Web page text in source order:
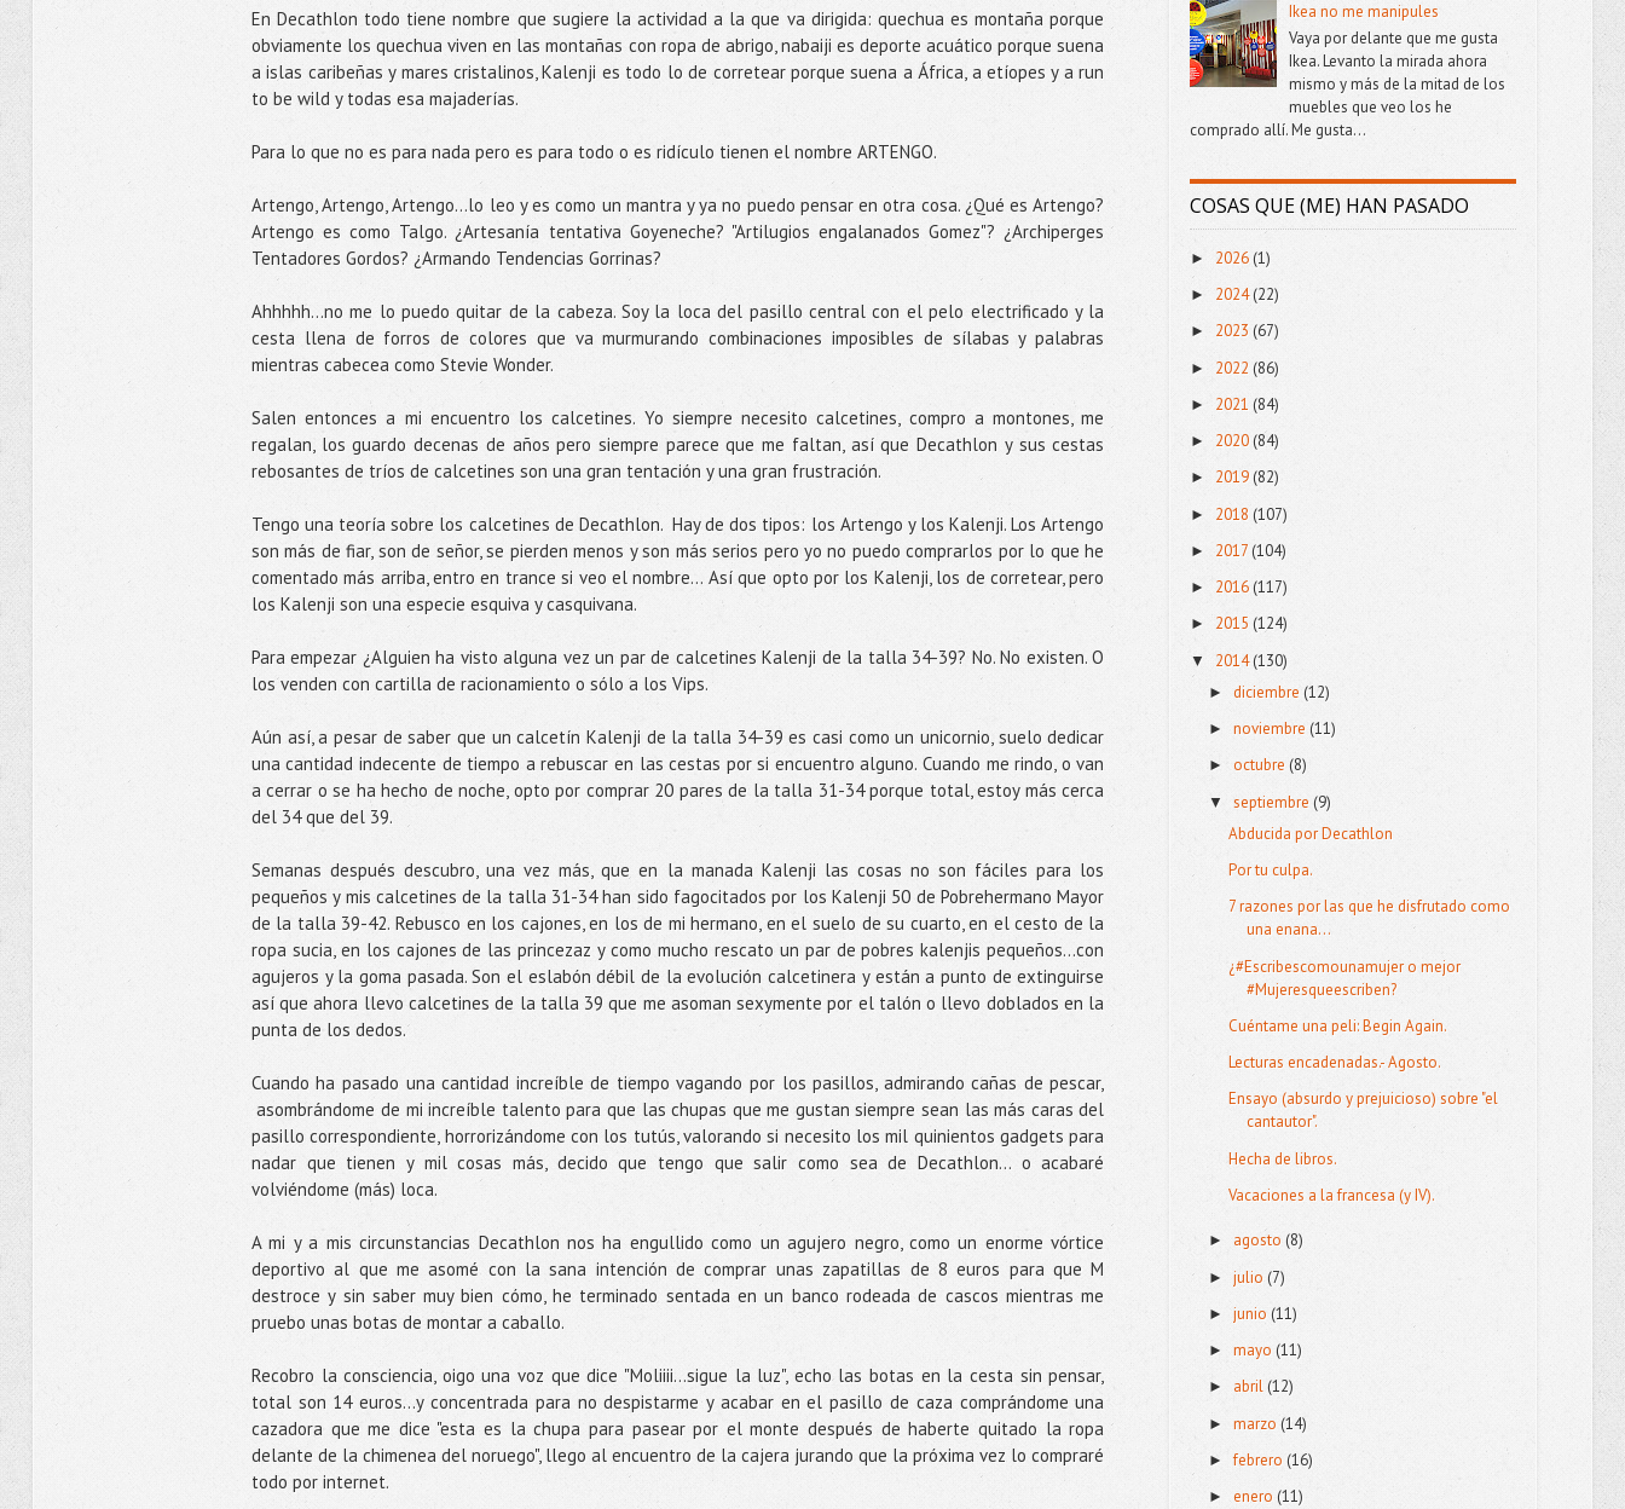
En Decathlon todo tiene nombre que sugiere la actividad a la que va dirigida: quechua es montaña porque
obviamente los quechua viven en las montañas con ropa de abrigo, nabaiji es deporte acuático porque suena
a islas caribeñas y mares cristalinos, Kalenji es todo lo de corretear porque suena a África, a etíopes y a run
to be wild y todas esa majaderías.
Para lo que no es para nada pero es para todo o es ridículo tienen el nombre ARTENGO.
Artengo, Artengo, Artengo...lo leo y es como un mantra y ya no puedo pensar en otra cosa. ¿Qué es Artengo?
Artengo es como Talgo. ¿Artesanía tentativa Goyeneche? "Artilugios engalanados Gomez"? ¿Archiperges
Tentadores Gordos? ¿Armando Tendencias Gorrinas?
Ahhhhh...no me lo puedo quitar de la cabeza. Soy la loca del pasillo central con el pelo electrificado y la
cesta llena de forros de colores que va murmurando combinaciones imposibles de sílabas y palabras
mientras cabecea como Stevie Wonder.
Salen entonces a mi encuentro los calcetines. Yo siempre necesito calcetines, compro a montones, me
regalan, los guardo decenas de años pero siempre parece que me faltan, así que Decathlon y sus cestas
rebosantes de tríos de calcetines son una gran tentación y una gran frustración.
Tengo una teoría sobre los calcetines de Decathlon. Hay de dos tipos: los Artengo y los Kalenji. Los Artengo
son más de fiar, son de señor, se pierden menos y son más serios pero yo no puedo comprarlos por lo que he
comentado más arriba, entro en trance si veo el nombre... Así que opto por los Kalenji, los de corretear, pero
los Kalenji son una especie esquiva y casquivana.
Para empezar ¿Alguien ha visto alguna vez un par de calcetines Kalenji de la talla 34-39? No. No existen. O
los venden con cartilla de racionamiento o sólo a los Vips.
Aún así, a pesar de saber que un calcetín Kalenji de la talla 34-39 es casi como un unicornio, suelo dedicar
una cantidad indecente de tiempo a rebuscar en las cestas por si encuentro alguno. Cuando me rindo, o van
a cerrar o se ha hecho de noche, opto por comprar 20 pares de la talla 31-34 porque total, estoy más cerca
del 34 que del 39.
Semanas después descubro, una vez más, que en la manada Kalenji las cosas no son fáciles para los
pequeños y mis calcetines de la talla 31-34 han sido fagocitados por los Kalenji 50 de Pobrehermano Mayor
de la talla 39-42. Rebusco en los cajones, en los de mi hermano, en el suelo de su cuarto, en el cesto de la
ropa sucia, en los cajones de las princezaz y como mucho rescato un par de pobres kalenjis pequeños...con
agujeros y la goma pasada. Son el eslabón débil de la evolución calcetinera y están a punto de extinguirse
así que ahora llevo calcetines de la talla 39 que me asoman sexymente por el talón o llevo doblados en la
punta de los dedos.
Cuando ha pasado una cantidad increíble de tiempo vagando por los pasillos, admirando cañas de pescar,
asombrándome de mi increíble talento para que las chupas que me gustan siempre sean las más caras del
pasillo correspondiente, horrorizándome con los tutús, valorando si necesito los mil quinientos gadgets para
nadar que tienen y mil cosas más, decido que tengo que salir como sea de Decathlon... o acabaré
volviéndome (más) loca.
A mi y a mis circunstancias Decathlon nos ha engullido como un agujero negro, como un enorme vórtice
deportivo al que me asomé con la sana intención de comprar unas zapatillas de 8 euros para que M
destroce y sin saber muy bien cómo, he terminado sentada en un banco rodeada de cascos mientras me
pruebo unas botas de montar a caballo.
Recobro la consciencia, oigo una voz que dice "Moliiii...sigue la luz", echo las botas en la cesta sin pensar,
total son 14 euros...y concentrada para no despistarme y acabar en el pasillo de caza comprándome una
cazadora que me dice "esta es la chupa para pasear por el monte después de haberte quitado la ropa
delante de la chimenea del noruego", llego al encuentro de la cajera jurando que la próxima vez lo compraré
todo por internet.
Ikea no me manipules
Vaya por delante que me gusta
Ikea. Levanto la mirada ahora
mismo y más de la mitad de los
muebles que veo los he
comprado allí. Me gusta...
COSAS QUE (ME) HAN PASADO
► 2026 (1)
► 2024(22)
► 2023 (67)
► 2022 (86)
► 2021 (84)
► 2020(84)
► 2019(82)
► 2018 (107)
► 2017 (104)
► 2016(117)
► 2015 (124)
▼ 2014(130)
► diciembre (12)
►noviembre(11)
►octubre (8)
▼ septiembre (9)
Abducida por Decathlon
Por tu culpa.
7 razones por las que he disfrutado como
una enana...
¿#Escribescomounamujer o mejor
#Mujeresqueescriben?
Cuéntame una peli: Begin Again.
Lecturas encadenadas.- Agosto.
Ensayo (absurdo y prejuicioso) sobre "el
cantautor".
Hecha de libros.
Vacaciones a la francesa (y IV).
► agosto (8)
►julio (7)
►junio(11)
►mayo (11)
► abril(12)
►marzo(14)
►febrero(16)
►enero(11)